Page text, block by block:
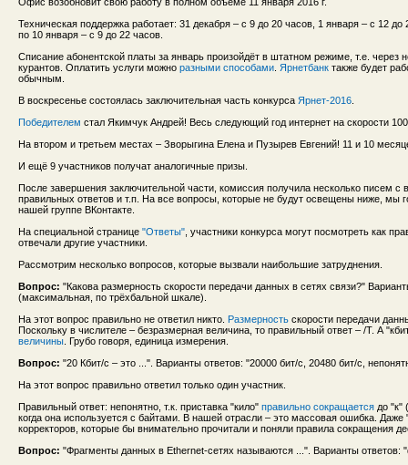
Техническая поддержка работает: 31 декабря – с 9 до 20 часов, 1 января – с 12
по 10 января – с 9 до 22 часов.
Списание абонентской платы за январь произойдёт в штатном режиме, т.е. через
курантов. Оплатить услуги можно разными способами Ярнетбанк также будет
обычным.
В воскресенье состоялась заключительная часть конкурса Ярнет-2016
Победителем стал Якимчук Андрей! Весь следующий год интернет на скорости
На втором и третьем местах – Зворыгина Елена и Пузырев Евгений! 11 и 10
И ещё 9 участников получат аналогичные призы.
После завершения заключительной части, комиссия получила несколько писем
правильных ответов и т.п. На все вопросы, которые не будут освещены ниже, мы
нашей группе ВКонтакте.
На специальной странице "Ответы" , участники конкурса могут посмотреть как
отвечали другие участники.
Рассмотрим несколько вопросов, которые вызвали наибольшие затруднения.
Вопрос: "Какова размерность скорости передачи данных в сетях связи?"
(максимальная, по трёхбальной шкале).
На этот вопрос правильно не ответил никто. Размерность скорости передачи
Поскольку в числителе – безразмерная величина, то правильный ответ – /T. А
величины . Грубо говоря, единица измерения.
Вопрос: "20 Кбит/с – это ...". Варианты ответов: "20000 бит/с, 20480 бит/с,
На этот вопрос правильно ответил только один участник.
Правильный ответ: непонятно, т.к. приставка "кило" правильно сокращается до "к"
когда она используется с байтами. В нашей отрасли – это массовая ошибка.
корректоров, которые бы внимательно прочитали и поняли правила сокращения
Вопрос: "Фрагменты данных в Ethernet-сетях называются ...". Варианты